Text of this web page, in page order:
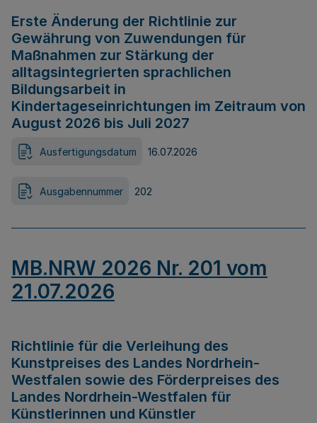
Erste Änderung der Richtlinie zur
Gewährung von Zuwendungen für
Maßnahmen zur Stärkung der
alltagsintegrierten sprachlichen
Bildungsarbeit in
Kindertageseinrichtungen im Zeitraum von
August 2026 bis Juli 2027
Ausfertigungsdatum 16.07.2026
Ausgabennummer 202
MB.NRW 2026 Nr. 201 vom
21.07.2026
Richtlinie für die Verleihung des
Kunstpreises des Landes Nordrhein-
Westfalen sowie des Förderpreises des
Landes Nordrhein-Westfalen für
Künstlerinnen und Künstler